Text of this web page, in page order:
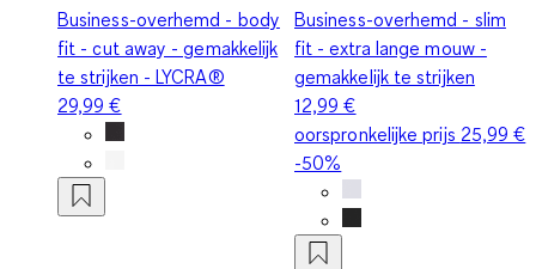
Business-overhemd - body
fit - cut away - gemakkelijk
te strijken - LYCRA®
29,99 €
Business-overhemd - slim
fit - extra lange mouw -
gemakkelijk te strijken
12,99 €
oorspronkelijke prijs 25,99 €
-50%